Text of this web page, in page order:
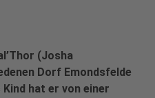
(Josha
Dorf Emondsfelde
hat er von einer